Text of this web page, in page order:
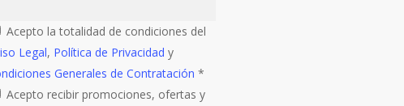
Acepto la totalidad de condiciones del
Legal, Política de Privacidad y
Generales de Contratación *
Acepto recibir promociones, ofertas y